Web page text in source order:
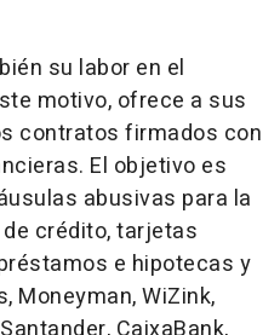
su labor en el
motivo, ofrece a sus
contratos firmados con
El objetivo es
abusivas para la
crédito, tarjetas
e hipotecas y
Moneyman, WiZink,